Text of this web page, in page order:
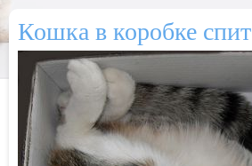
Кошка в коробке спит